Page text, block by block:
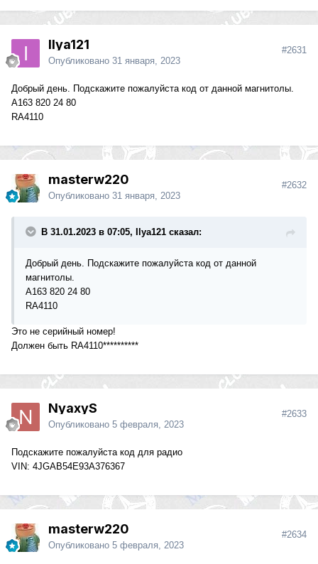
Ilya121
Опубликовано 31 января, 2023
#2631
Добрый день. Подскажите пожалуйста код от данной магнитолы.
А163 820 24 80
RA4110
masterw220
Опубликовано 31 января, 2023
#2632
В 31.01.2023 в 07:05, Ilya121 сказал:
Добрый день. Подскажите пожалуйста код от данной
магнитолы.
А163 820 24 80
RA4110
Это не серийный номер!
Должен быть RA4110**********
NyaxyS
Опубликовано 5 февраля, 2023
#2633
Подскажите пожалуйста код для радио
VIN: 4JGAB54E93A376367
masterw220
Опубликовано 5 февраля, 2023
#2634